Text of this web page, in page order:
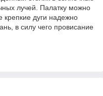
лучей. Палатку можно
крепкие дуги надежно
в силу чего провисание